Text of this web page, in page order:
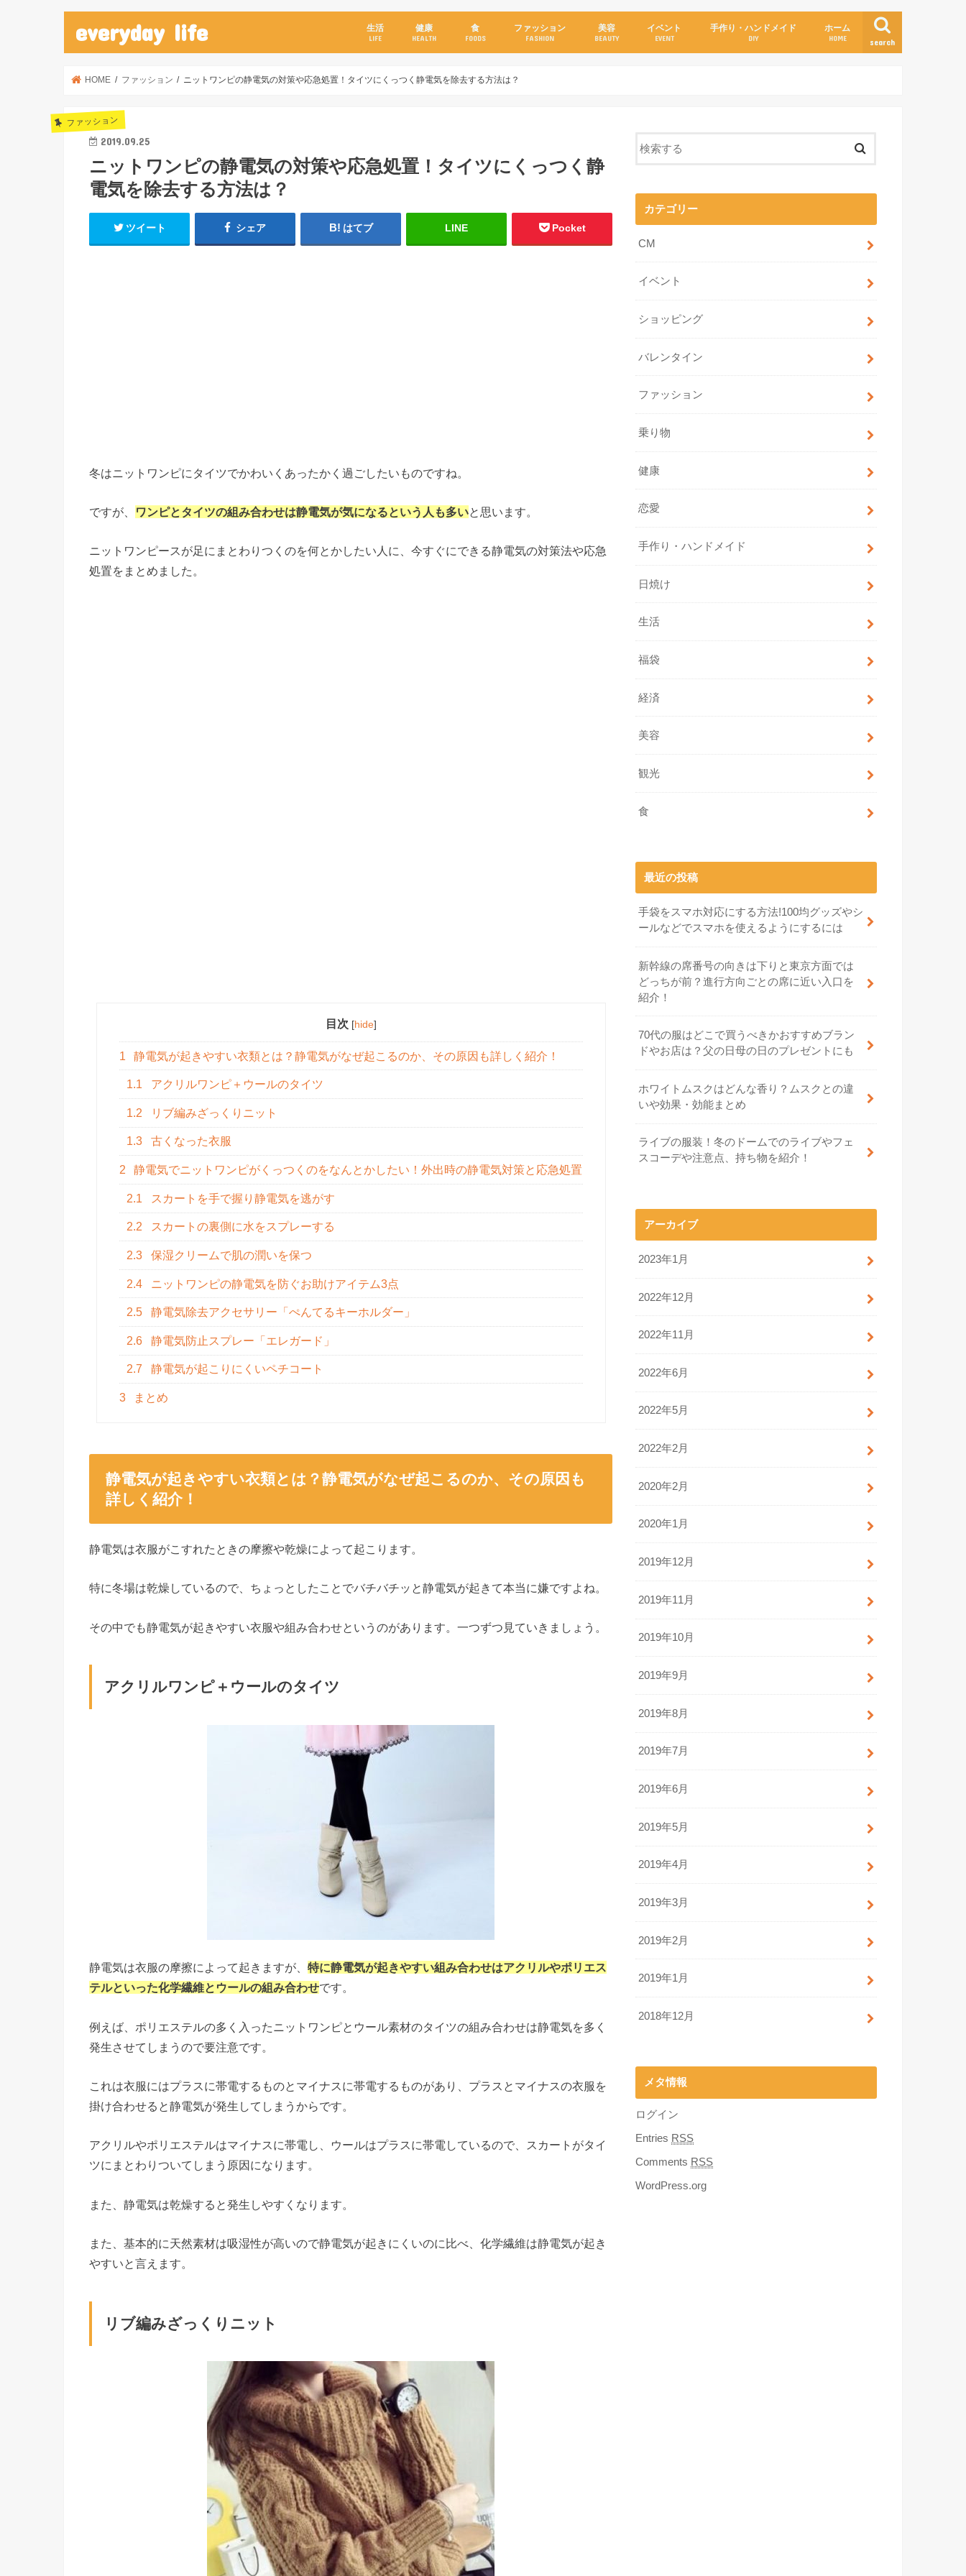
everyday life search
生活
LIFE
健康
HEALTH
食
FOODS
ファッション
FASHION
美容
BEAUTY
イベント
EVENT
手作り・ハンドメイド
DIY
ホーム
HOME
HOME ファッション ニットワンピの静電気の対策や応急処置！タイツにくっつく静電気を除去する方法は？
ファッション
2019.09.25
ニットワンピの静電気の対策や応急処置！タイツにくっつく静
電気を除去する方法は？
ツイート シェア はてブ LINE Pocket
冬はニットワンピにタイツでかわいくあったかく過ごしたいものですね。
ですが、 ワンピとタイツの組み合わせは静電気が気になるという人も多いと思います。
ニットワンピースが足にまとわりつくのを何とかしたい人に、今すぐにできる静電気の対策法や応急
処置をまとめました。
目次 [hide]
1 静電気が起きやすい衣類とは？静電気がなぜ起こるのか、その原因も詳しく紹介！
1.1 アクリルワンピ＋ウールのタイツ
1.2 リブ編みざっくりニット
1.3 古くなった衣服
2 静電気でニットワンピがくっつくのをなんとかしたい！外出時の静電気対策と応急処置
2.1 スカートを手で握り静電気を逃がす
2.2 スカートの裏側に水をスプレーする
2.3 保湿クリームで肌の潤いを保つ
2.4 ニットワンピの静電気を防ぐお助けアイテム3点
2.5 静電気除去アクセサリー「ぺんてるキーホルダー」
2.6 静電気防止スプレー「エレガード」
2.7 静電気が起こりにくいペチコート
3 まとめ
静電気が起きやすい衣類とは？静電気がなぜ起こるのか、その原因も
詳しく紹介！
静電気は衣服がこすれたときの摩擦や乾燥によって起こります。
特に冬場は乾燥しているので、ちょっとしたことでバチバチッと静電気が起きて本当に嫌ですよね。
その中でも静電気が起きやすい衣服や組み合わせというのがあります。一つずつ見ていきましょう。
アクリルワンピ＋ウールのタイツ
静電気は衣服の摩擦によって起きますが、 特に静電気が起きやすい組み合わせはアクリルやポリエス
テルといった化学繊維とウールの組み合わせです。
例えば、ポリエステルの多く入ったニットワンピとウール素材のタイツの組み合わせは静電気を多く
発生させてしまうので要注意です。
これは衣服にはプラスに帯電するものとマイナスに帯電するものがあり、プラスとマイナスの衣服を
掛け合わせると静電気が発生してしまうからです。
アクリルやポリエステルはマイナスに帯電し、ウールはプラスに帯電しているので、スカートがタイ
ツにまとわりついてしまう原因になります。
また、静電気は乾燥すると発生しやすくなります。
また、基本的に天然素材は吸湿性が高いので静電気が起きにくいのに比べ、化学繊維は静電気が起き
やすいと言えます。
リブ編みざっくりニット
カテゴリー
CM
イベント
ショッピング
バレンタイン
ファッション
乗り物
健康
恋愛
手作り・ハンドメイド
日焼け
生活
福袋
経済
美容
観光
食
最近の投稿
手袋をスマホ対応にする方法!100均グッズやシ
ールなどでスマホを使えるようにするには
新幹線の席番号の向きは下りと東京方面では
どっちが前？進行方向ごとの席に近い入口を
紹介！
70代の服はどこで買うべきかおすすめブラン
ドやお店は？父の日母の日のプレゼントにも
ホワイトムスクはどんな香り？ムスクとの違
いや効果・効能まとめ
ライブの服装！冬のドームでのライブやフェ
スコーデや注意点、持ち物を紹介！
アーカイブ
2023年1月
2022年12月
2022年11月
2022年6月
2022年5月
2022年2月
2020年2月
2020年1月
2019年12月
2019年11月
2019年10月
2019年9月
2019年8月
2019年7月
2019年6月
2019年5月
2019年4月
2019年3月
2019年2月
2019年1月
2018年12月
メタ情報
ログイン
Entries RSS
Comments RSS
WordPress.org